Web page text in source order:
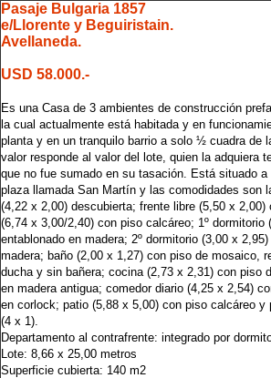
Pasaje Bulgaria 1857
e/Llorente y Beguiristain.
Avellaneda.
USD 58.000.-
Es una Casa de 3 ambientes de construcción
la cual actualmente está habitada y en
planta y en un tranquilo barrio a solo ½ cuadra de
valor responde al valor del lote, quien la adquiera
que no fue sumado en su tasación. Está situado
plaza llamada San Martín y las comodidades son
(4,22 x 2,00) descubierta; frente libre (5,50 x
(6,74 x 3,00/2,40) con piso calcáreo; 1º dormitorio
entablonado en madera; 2º dormitorio (3,00 x
madera; baño (2,00 x 1,27) con piso de mosaico,
ducha y sin bañera; cocina (2,73 x 2,31) con piso
en madera antigua; comedor diario (4,25 x 2,54)
en corlock; patio (5,88 x 5,00) con piso calcáreo y
(4 x 1).
Departamento al contrafrente: integrado por
Lote: 8,66 x 25,00 metros
Superficie cubierta: 140 m2